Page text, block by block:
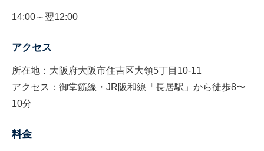
14:00～翌12:00
アクセス
所在地：大阪府大阪市住吉区大領5丁目10-11
アクセス：御堂筋線・JR阪和線「長居駅」から徒歩8〜
10分
料金